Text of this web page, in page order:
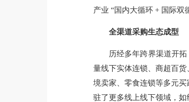
产业 “国内大循环 + 国际双
全渠道采购生态成型
历经多年跨界渠道开
量线下实体连锁、商超百
境卖家、零食连锁等多元
驻了更多线上线下领域，